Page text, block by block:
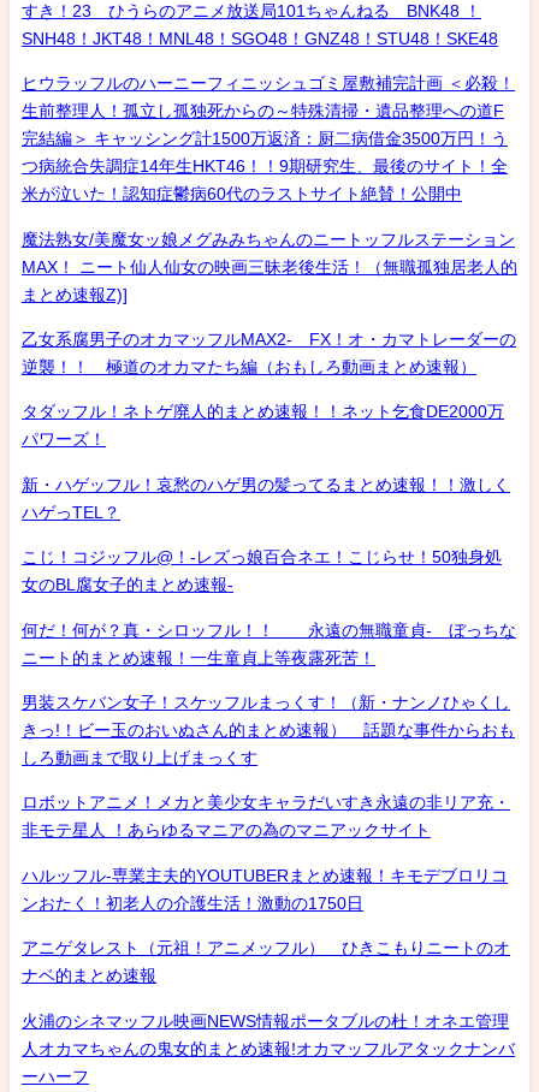
すき！23 ひうらのアニメ放送局101ちゃんねる BNK48 ！
SNH48！JKT48！MNL48！SGO48！GNZ48！STU48！SKE48
ヒウラッフルのハーニーフィニッシュゴミ屋敷補完計画 ＜必殺！
生前整理人！孤立し孤独死からの～特殊清掃・遺品整理への道F
完結編＞ キャッシング計1500万返済：厨二病借金3500万円！う
つ病統合失調症14年生HKT46！！9期研究生、最後のサイト！全
米が泣いた！認知症鬱病60代のラストサイト絶賛！公開中
魔法熟女/美魔女ッ娘メグみみちゃんのニートッフルステーション
MAX！ ニート仙人仙女の映画三昧老後生活！（無職孤独居老人的
まとめ速報Z)]
乙女系腐男子のオカマッフルMAX2- FX！オ・カマトレーダーの
逆襲！！ 極道のオカマたち編（おもしろ動画まとめ速報）
タダッフル！ネトゲ廃人的まとめ速報！！ネット乞食DE2000万
パワーズ！
新・ハゲッフル！哀愁のハゲ男の髪ってるまとめ速報！！激しく
ハゲっTEL？
こじ！コジッフル@！-レズっ娘百合ネエ！こじらせ！50独身処
女のBL腐女子的まとめ速報-
何だ！何が？真・シロッフル！！ 永遠の無職童貞- ぼっちな
ニート的まとめ速報！一生童貞上等夜露死苦！
男装スケバン女子！スケッフルまっくす！（新・ナンノひゃくし
きっ!！ビー玉のおいぬさん的まとめ速報） 話題な事件からおも
しろ動画まで取り上げまっくす
ロボットアニメ！メカと美少女キャラだいすき永遠の非リア充・
非モテ星人 ！あらゆるマニアの為のマニアックサイト
ハルッフル-専業主夫的YOUTUBERまとめ速報！キモデブロリコ
ンおたく！初老人の介護生活！激動の1750日
アニゲタレスト（元祖！アニメッフル） ひきこもりニートのオ
ナベ的まとめ速報
火浦のシネマッフル映画NEWS情報ポータブルの杜！オネエ管理
人オカマちゃんの鬼女的まとめ速報!オカマッフルアタックナンバ
ーハーフ